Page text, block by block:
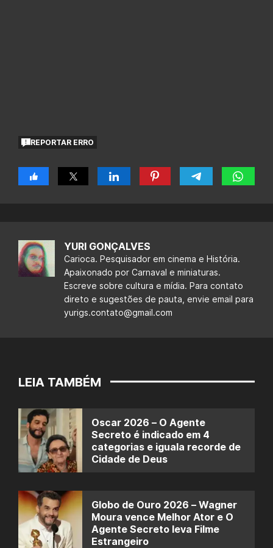
REPORTAR ERRO
YURI GONÇALVES
Carioca. Pesquisador em cinema e História.
Apaixonado por Carnaval e miniaturas.
Escreve sobre cultura e mídia. Para contato
direto e sugestões de pauta, envie email para
yurigs.contato@gmail.com
LEIA TAMBÉM
Oscar 2026 – O Agente
Secreto é indicado em 4
categorias e iguala recorde de
Cidade de Deus
Globo de Ouro 2026 – Wagner
Moura vence Melhor Ator e O
Agente Secreto leva Filme
Estrangeiro